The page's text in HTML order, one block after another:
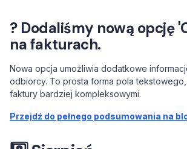
? Dodaliśmy nową opcję
na fakturach.
Nowa opcja umożliwia dodatkowe
odbiorcy. To prosta forma pola
faktury bardziej kompleksowymi.
Przejdź do pełnego podsumowania na